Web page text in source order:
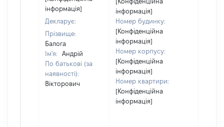
інформація]
Декларує:
Прізвище:
Балога
Ім'я:
Андрій
По батькові (за
наявності):
Вікторович
інформація]
Номер будинку:
[Конфіденційна
інформація]
Номер корпусу:
[Конфіденційна
інформація]
Номер квартири:
[Конфіденційна
інформація]